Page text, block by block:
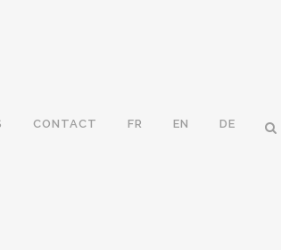
CONTACT FR EN DE